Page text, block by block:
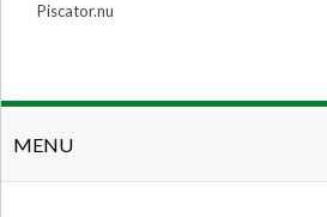
Piscator.nu
MENU